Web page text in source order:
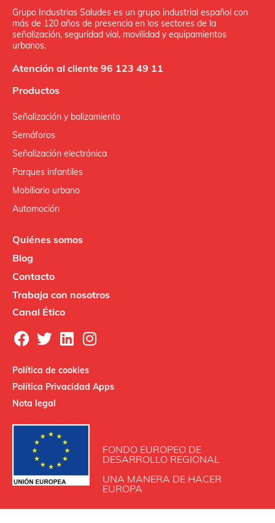
Grupo Industrias Saludes es un grupo industrial español con
más de 120 años de presencia en los sectores de la
señalización, seguridad vial, movilidad y equipamientos
urbanos.
Atención al cliente 96 123 49 11
Productos
Señalización y balizamiento
Semáforos
Señalización electrónica
Parques infantiles
Mobiliario urbano
Automoción
Quiénes somos
Blog
Contacto
Trabaja con nosotros
Canal Ético
Política de cookies
Política Privacidad Apps
Nota legal
FONDO EUROPEO DE
DESARROLLO REGIONAL
UNA MANERA DE HACER
EUROPA